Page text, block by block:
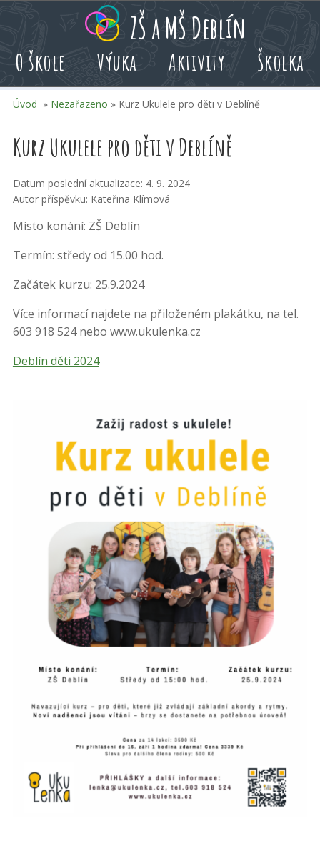
obsah
volby
akcí
ZŠ a MŠ Deblín
O škole Výuka Aktivity Školka
Úvod » Nezařazeno » Kurz Ukulele pro děti v Deblíně
Kurz Ukulele pro děti v Deblíně
Datum poslední aktualizace: 4. 9. 2024
Autor příspěvku: Kateřina Klímová
Místo konání: ZŠ Deblín
Termín: středy od 15.00 hod.
Začátek kurzu: 25.9.2024
Více informací najdete na přiloženém plakátku, na tel.
603 918 524 nebo www.ukulenka.cz
Deblín děti 2024